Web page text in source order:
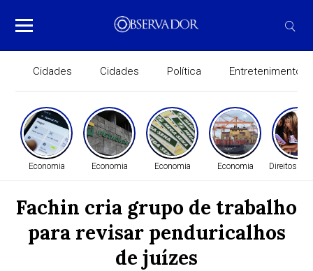
Cidades Cidades Política Entretenimento
Economia Economia Economia Economia Direitos
Fachin cria grupo de trabalho
para revisar penduricalhos
de juízes